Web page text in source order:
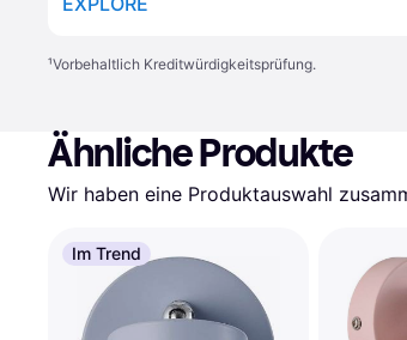
¹Vorbehaltlich Kreditwürdigkeitsprüfung.
Ähnliche Produkte
Wir haben eine Produktauswahl
Im Trend